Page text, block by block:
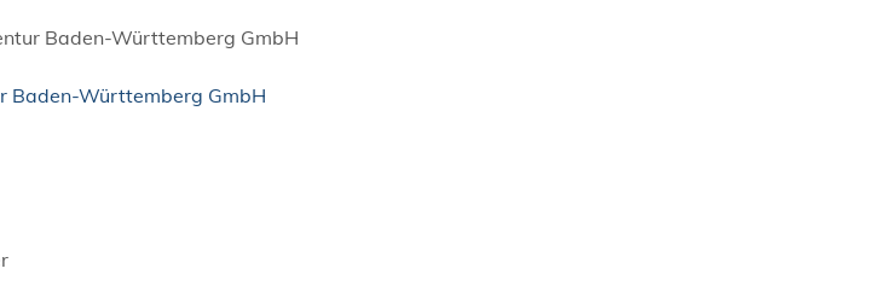
Baden-Württemberg GmbH
Baden-Württemberg GmbH